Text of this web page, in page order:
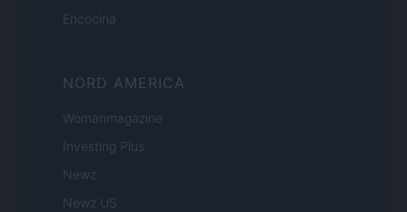
Encocina
NORD AMERICA
Womanmagazine
Investing Plus
Newz
Newz US